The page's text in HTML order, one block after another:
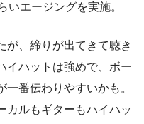
いエージングを実施。
が、締りが出てきて聴き
イハットは強めで、ボー
番伝わりやすいかも。
カルもギターもハイハッ